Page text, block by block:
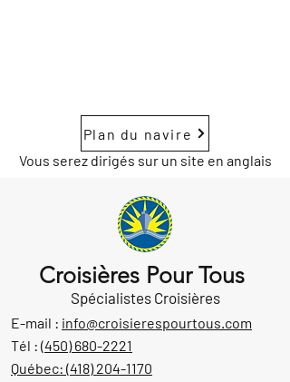
Plan du navire
Vous serez dirigés sur un site en anglais
Croisières Pour Tous
Spécialistes Croisières
E-mail : info@croisierespourtous.com
Tél : (450) 680-2221
Québec: (418) 204-1170